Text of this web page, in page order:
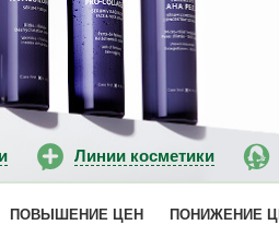
Линии косметики
ПОВЫШЕНИЕ ЦЕН ПОНИЖЕНИЕ